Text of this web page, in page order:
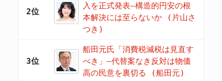
2位
入を正式発表―構造的円安の根
本解決には至らないか (片山さ
つき)
3位
船田元氏「消費税減税は見直す
べき」―代替案なき反対は物価
高の民意を裏切る (船田元)